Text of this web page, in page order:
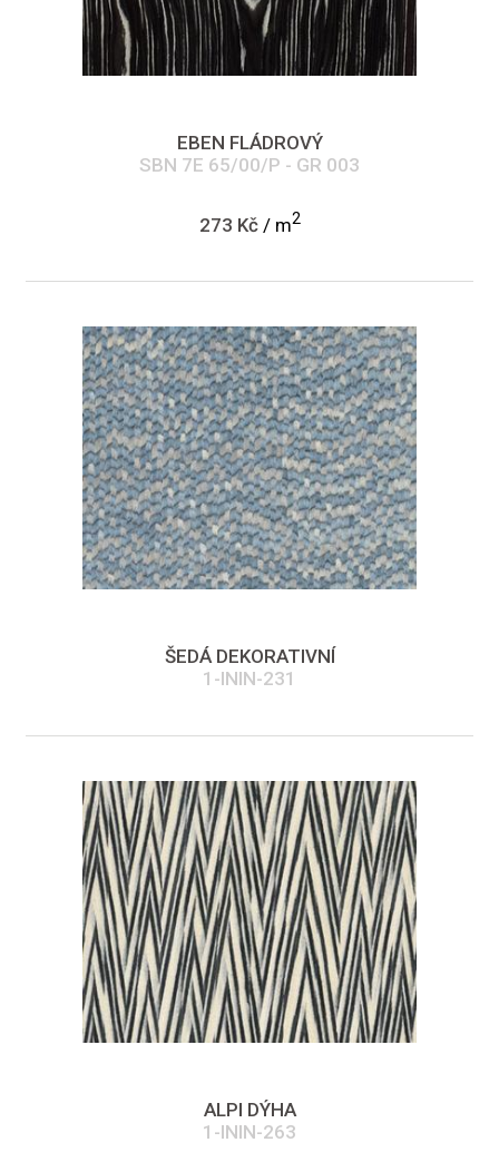
EBEN FLÁDROVÝ
SBN 7E 65/00/P - GR 003
273 Kč/ m2
ŠEDÁ DEKORATIVNÍ
1-ININ-231
ALPI DÝHA
1-ININ-263